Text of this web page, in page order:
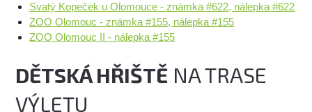
Svatý Kopeček u Olomouce - známka #622, nálepka #622
ZOO Olomouc - známka #155, nálepka #155
ZOO Olomouc II - nálepka #155
DĚTSKÁ HŘIŠTĚ NA TRASE
VÝLETU